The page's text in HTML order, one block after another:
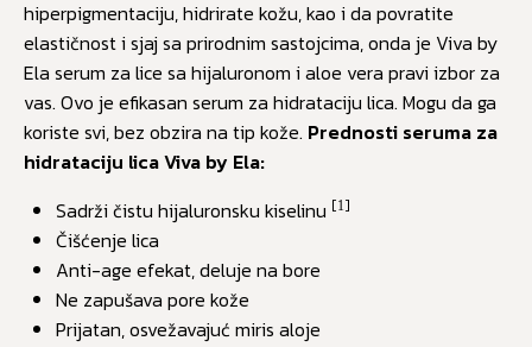
hiperpigmentaciju, hidrirate kožu, kao i da povratite
elastičnost i sjaj sa prirodnim sastojcima, onda je Viva by
Ela serum za lice sa hijaluronom i aloe vera pravi izbor za
vas. Ovo je efikasan serum za hidrataciju lica. Mogu da ga
koriste svi, bez obzira na tip kože. Prednosti seruma za
hidrataciju lica Viva by Ela:
Sadrži čistu hijaluronsku kiselinu [1]
Čišćenje lica
Anti-age efekat, deluje na bore
Ne zapušava pore kože
Prijatan, osvežavajuć miris aloje